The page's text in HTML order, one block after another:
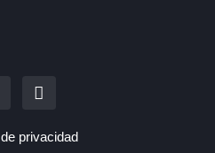
privacidad